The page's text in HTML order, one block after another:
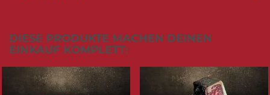
DIESE PRODUKTE MACHEN DEINEN
EINKAUF KOMPLETT: